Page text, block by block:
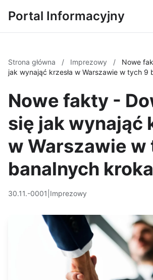
Portal Informacyjny
Strona główna / Imprezowy /
Nowe
jak wynająć krzesła w Warszawie w tych 9
Nowe fakty -
się jak wynająć
w Warszawie w
banalnych
30.11.-0001 Imprezowy